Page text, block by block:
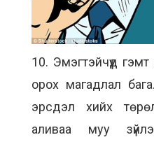
10. Эмэгтэйчүүд
орох магадлал
эрсдэл хийх
аливаа муу